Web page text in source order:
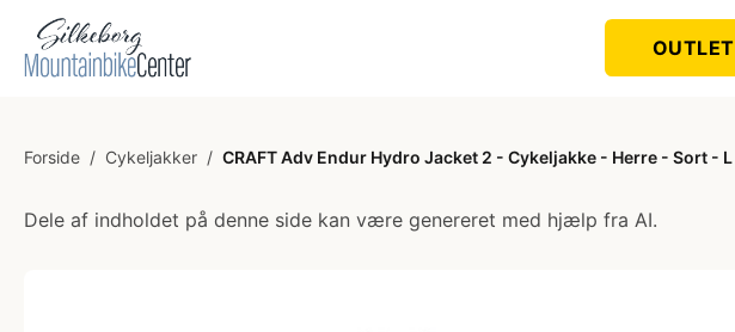
OUTLET
Forside / Cykeljakker / CRAFT Adv Endur Hydro Jacket 2 - Cykeljakke - Herre - Sort - L
Dele af indholdet på denne side kan være genereret med hjælp fra AI.